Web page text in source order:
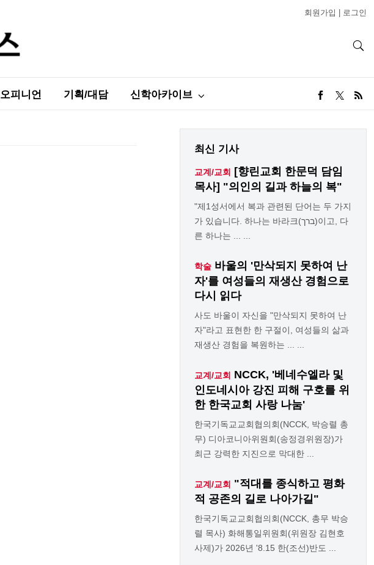
회원가입 로그인
오피니언 기획/대담 신학아카이브
최신 기사
교계/교회
[향린교회 한문덕 담임
목사] "의인의 길과 하늘의 복"
"제1성서에서 복과 관련된 단어는 두 가지
가 있습니다. 하나는 바라크(ברך)이고, 다
른 하나는 ... ...
학술 바울의 '만삭되지 못하여 난
자'를 여성들의 재생산 경험으로
다시 읽다
사도 바울이 자신을 "만삭되지 못하여 난
자"라고 표현한 한 구절이, 여성들의 삶과
재생산 경험을 복원하는 ... ...
교계/교회 NCCK, '베네수엘라 및
인도네시아 강진 피해 구호를 위
한 한국교회 사랑 나눔'
한국기독교교회협의회(NCCK, 박승렬 총
무) 디아코니아위원회(송정경위원장)가
최근 강력한 지진으로 막대한 ...
교계/교회 "적대를 종식하고 평화
적 공존의 길로 나아가길"
한국기독교교회협의회(NCCK, 총무 박승
렬 목사) 화해통일위원회(위원장 김현호
사제)가 2026년 '8.15 한(조선)반도 ...